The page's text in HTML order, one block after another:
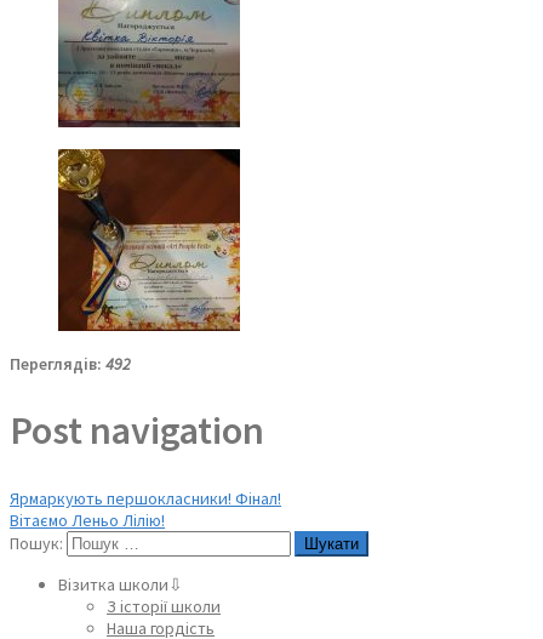
Переглядів: 492
Post navigation
Ярмаркують першокласники! Фінал!
Вітаємо Леньо Лілію!
Пошук:
Візитка школи⇩
З історії школи
Наша гордість